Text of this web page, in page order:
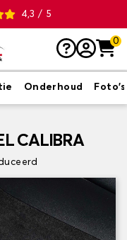
4,3 / 5
0
Onderhoud Foto's
CALIBRA